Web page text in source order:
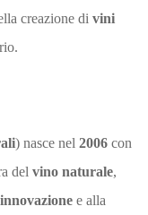
creazione di vini
) nasce nel 2006 con
del vino naturale,
innovazione e alla